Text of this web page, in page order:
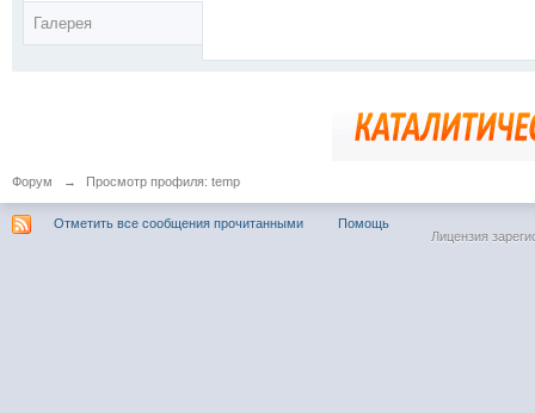
Галерея
Форум → Просмотр профиля: temp
Отметить все сообщения прочитанными
Помощь
Лицензия